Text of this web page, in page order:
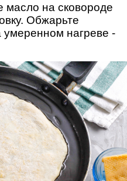
масло на сковороде
Обжарьте
нагреве -